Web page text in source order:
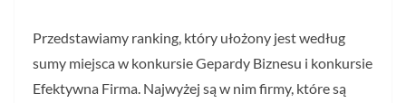
Przedstawiamy ranking, który ułożony jest według
sumy miejsca w konkursie Gepardy Biznesu i konkursie
Efektywna Firma. Najwyżej są w nim firmy, które są